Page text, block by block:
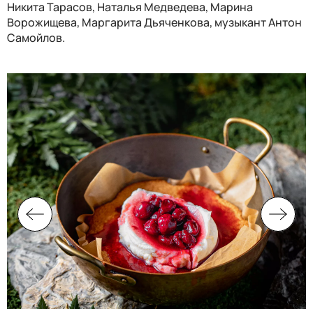
Никита Тарасов, Наталья Медведева, Марина
Ворожищева, Маргарита Дьяченкова, музыкант Антон
Самойлов.